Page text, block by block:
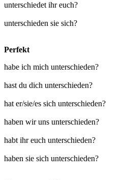
unterschiedet ihr euch?
unterschieden sie sich?
Perfekt
habe ich mich unterschieden?
hast du dich unterschieden?
hat er/sie/es sich unterschieden?
haben wir uns unterschieden?
habt ihr euch unterschieden?
haben sie sich unterschieden?